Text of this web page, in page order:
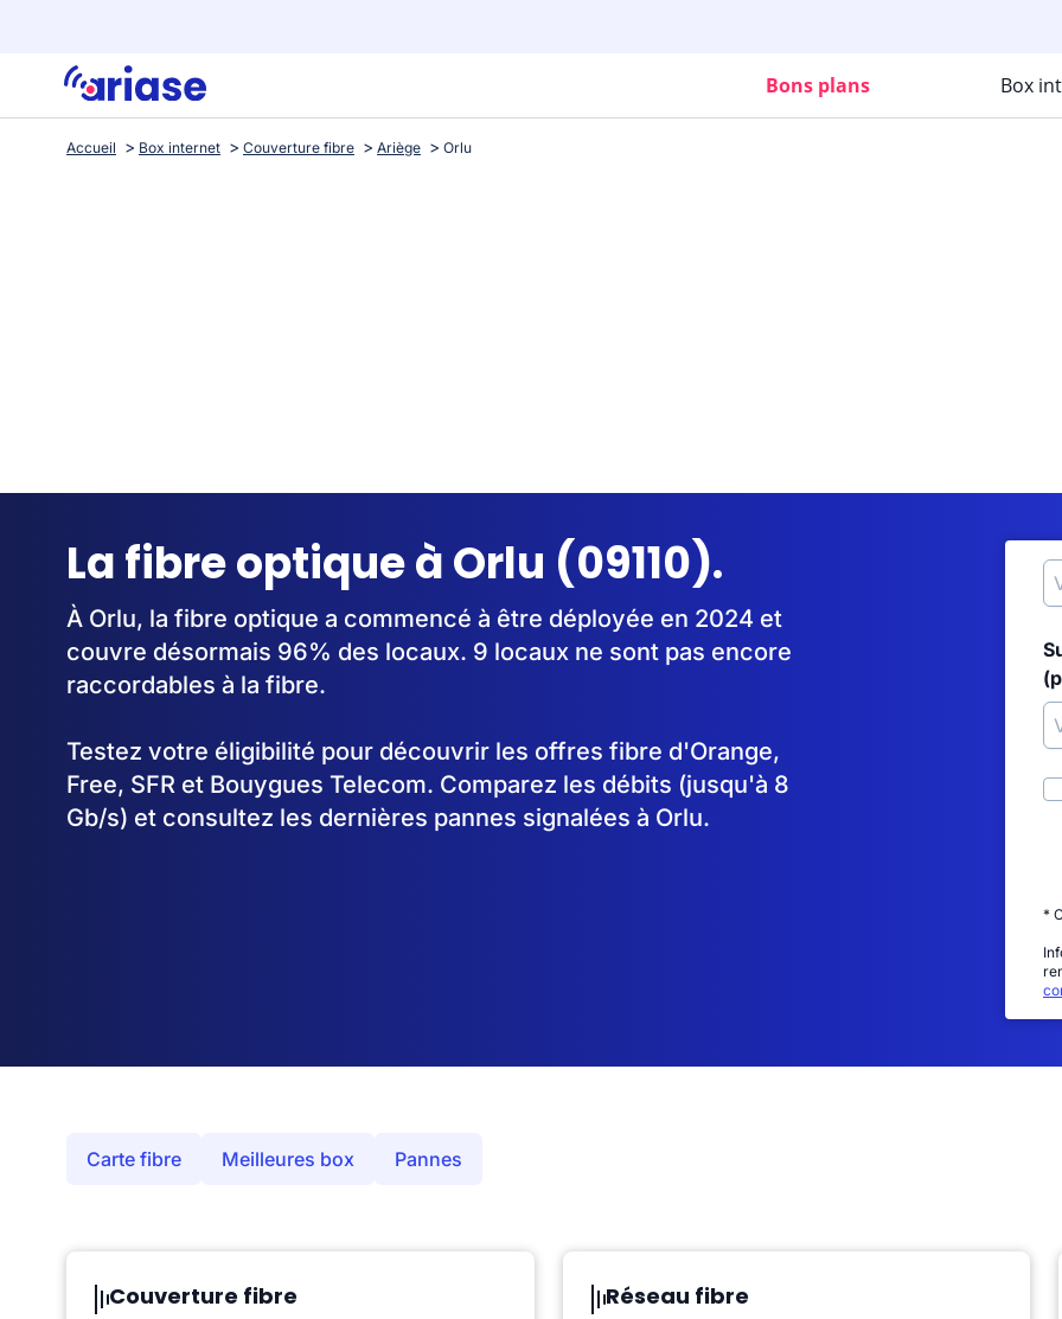
Bons plans Box
Accueil Box internet Couverture fibre Ariège Orlu
La fibre optique à Orlu (09110).
À Orlu, la fibre optique a commencé à être déployée en 2024 et
couvre désormais 96% des locaux. 9 locaux ne sont pas encore
raccordables à la fibre.
Testez votre éligibilité pour découvrir les offres fibre d'Orange,
Free, SFR et Bouygues Telecom. Comparez les débits (jusqu'à 8
Gb/s) et consultez les dernières pannes signalées à Orlu.
*
Carte fibre Meilleures box Pannes
Couverture fibre Réseau fibre